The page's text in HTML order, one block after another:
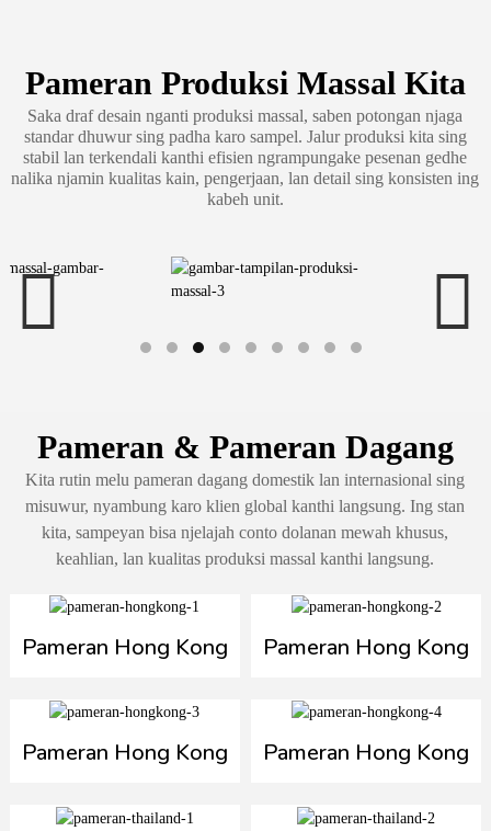
Pameran Produksi Massal Kita
Saka draf desain nganti produksi massal, saben potongan njaga
standar dhuwur sing padha karo sampel. Jalur produksi kita sing
stabil lan terkendali kanthi efisien ngrampungake pesenan gedhe
nalika njamin kualitas kain, pengerjaan, lan detail sing konsisten ing
kabeh unit.
Pameran & Pameran Dagang
Kita rutin melu pameran dagang domestik lan internasional sing
misuwur, nyambung karo klien global kanthi langsung. Ing stan
kita, sampeyan bisa njelajah conto dolanan mewah khusus,
keahlian, lan kualitas produksi massal kanthi langsung.
Pameran Hong Kong Pameran Hong Kong
Pameran Hong Kong Pameran Hong Kong